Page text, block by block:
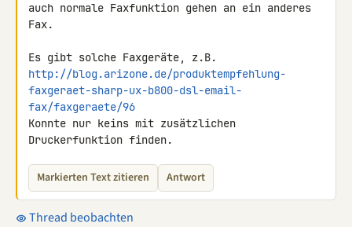
auch normale Faxfunktion gehen an ein anderes
Fax.
http://blog.arizone.de/produktempfehlung-
faxgeraet-sharp-ux-b800-dsl-email-
fax/faxgeraete/96
Konnte nur keins mit zusätzlichen
Druckerfunktion finden.
Markierten Text zitieren Antwort
Thread beobachten